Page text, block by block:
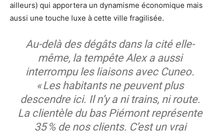
ailleurs) qui apportera un dynamisme économique mais
aussi une touche luxe à cette ville fragilisée.
Au-delà des dégâts dans la cité elle-
même, la tempête Alex a aussi
interrompu les liaisons avec Cuneo.
« Les habitants ne peuvent plus
descendre ici. Il n’y a ni trains, ni route.
La clientèle du bas Piémont représente
35 % de nos clients. C’est un vrai